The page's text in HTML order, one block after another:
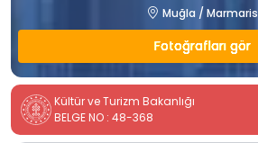
Muğla / Marmaris
Fotoğrafları gör
Kültür ve Turizm Bakanlığı
BELGE NO : 48-368